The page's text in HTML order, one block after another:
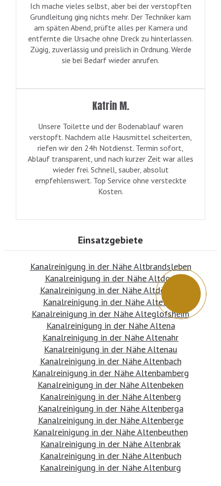
Ich mache vieles selbst, aber bei der verstopften
Grundleitung ging nichts mehr. Der Techniker kam
am späten Abend, prüfte alles per Kamera und
entfernte die Ursache ohne Dreck zu hinterlassen.
Zügig, zuverlässig und preislich in Ordnung. Werde
sie bei Bedarf wieder anrufen.
Katrin M.
Unsere Toilette und der Bodenablauf waren
verstopft. Nachdem alle Hausmittel scheiterten,
riefen wir den 24h Notdienst. Termin sofort,
Ablauf transparent, und nach kurzer Zeit war alles
wieder frei. Schnell, sauber, absolut
empfehlenswert. Top Service ohne versteckte
Kosten.
Einsatzgebiete
Kanalreinigung in der Nähe Altbrandsleben
Kanalreinigung in der Nähe Altdorf
Kanalreinigung in der Nähe Altdöbern
Kanalreinigung in der Nähe Altefähr
Kanalreinigung in der Nähe Alteglofsheim
Kanalreinigung in der Nähe Altena
Kanalreinigung in der Nähe Altenahr
Kanalreinigung in der Nähe Altenau
Kanalreinigung in der Nähe Altenbach
Kanalreinigung in der Nähe Altenbamberg
Kanalreinigung in der Nähe Altenbeken
Kanalreinigung in der Nähe Altenberg
Kanalreinigung in der Nähe Altenberga
Kanalreinigung in der Nähe Altenberge
Kanalreinigung in der Nähe Altenbeuthen
Kanalreinigung in der Nähe Altenbrak
Kanalreinigung in der Nähe Altenbuch
Kanalreinigung in der Nähe Altenburg